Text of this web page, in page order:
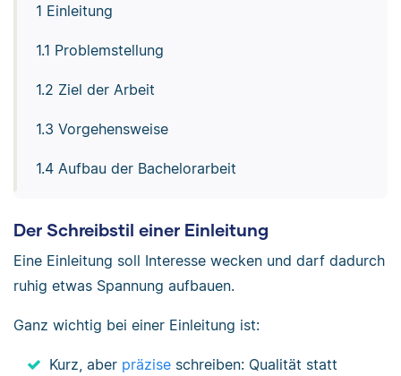
1 Einleitung
1.1 Problemstellung
1.2 Ziel der Arbeit
1.3 Vorgehensweise
1.4 Aufbau der Bachelorarbeit
Der Schreibstil einer Einleitung
Eine Einleitung soll Interesse wecken und darf dadurch
ruhig etwas Spannung aufbauen.
Ganz wichtig bei einer Einleitung ist:
Kurz, aber präzise schreiben: Qualität statt